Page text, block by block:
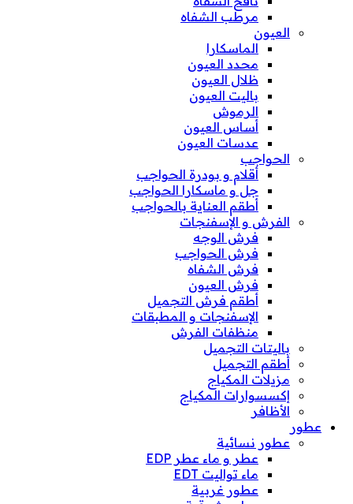
مرطب الشفاه
العيون
الماسكارا
محدد العيون
ظلال العيون
باليت العيون
الرموش
أساس العيون
عدسات العيون
الحواجب
أقلام و بودرة الحواجب
جل و ماسكارا الحواجب
أطقم العناية بالحواجب
الفرش و الإسفنجات
فرش الوجه
فرش الحواجب
فرش الشفاه
فرش العيون
أطقم فرش التجميل
الإسفنجات و المطبقات
منظفات الفرش
باليتات التجميل
أطقم التجميل
مزيلات المكياج
إكسسوارات المكياج
الأظافر
عطور
عطور نسائية
عطر و ماء عطر EDP
ماء تواليت EDT
عطور غربية